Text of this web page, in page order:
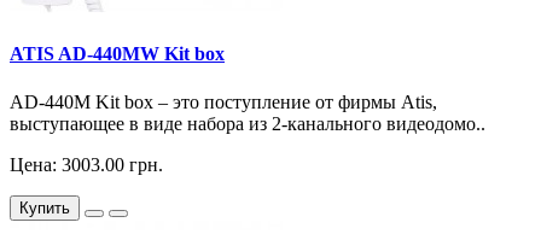
ATIS AD-440MW Kit box
AD-440M Kit box – это поступление от фирмы Atis,
выступающее в виде набора из 2-канального видеодомо..
Цена: 3003.00 грн.
Купить